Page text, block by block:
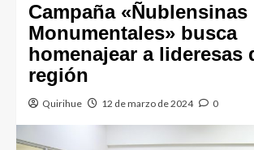
Campaña «Ñublensinas
Monumentales» busca
homenajear a lideresas
región
Quirihue 12 de marzo de 2024 0